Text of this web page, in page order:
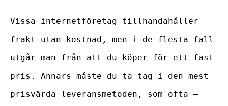
Vissa internetföretag tillhandahåller
frakt utan kostnad, men i de flesta fall
utgår man från att du köper för ett fast
pris. Annars måste du ta tag i den mest
prisvärda leveransmetoden, som ofta –